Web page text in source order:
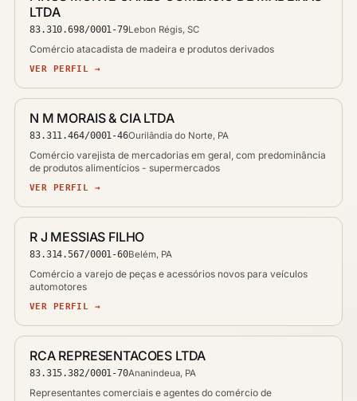
LTDA
83.310.698/0001-79Lebon Régis, SC
Comércio atacadista de madeira e produtos derivados
VER PERFIL →
N M MORAIS & CIA LTDA
83.311.464/0001-46Ourilândia do Norte, PA
Comércio varejista de mercadorias em geral, com predominância
de produtos alimentícios - supermercados
VER PERFIL →
R J MESSIAS FILHO
83.314.567/0001-60Belém, PA
Comércio a varejo de peças e acessórios novos para veículos
automotores
VER PERFIL →
RCA REPRESENTACOES LTDA
83.315.382/0001-70Ananindeua, PA
Representantes comerciais e agentes do comércio de